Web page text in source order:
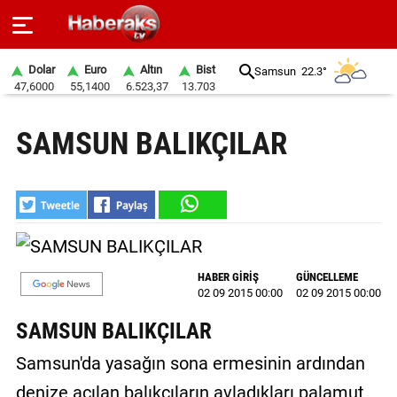
SPOR
YAŞAM
EKONOMİ
BELEDİYELER
SİYASET
EĞİTİM
Dolar
47,6000
Euro
55,1400
Altın
6.523,37
Bist
13.703
Samsun 22.3°
SAMSUN BALIKÇILAR
HABER GİRİŞ
02 09 2015 00:00
GÜNCELLEME
02 09 2015 00:00
SAMSUN BALIKÇILAR
Samsun'da yasağın sona ermesinin ardından
denize açılan balıkçıların avladıkları palamut